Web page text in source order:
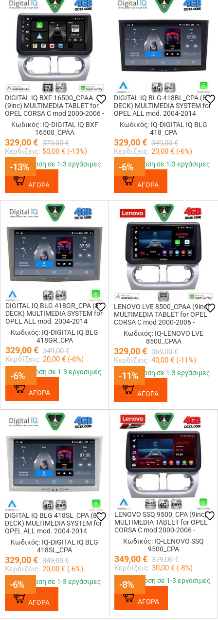
-13%
DIGITAL IQ BXF 16500_CPAA
(9inc) MULTIMEDIA TABLET for
OPEL CORSA C mod 2000-2006 -
TIGRA mod. 2004-2009
Κωδικός: IQ-DIGITAL IQ BXF
16500_CPAA
329,00€ 379,00 €
Κερδίζεις: 50,00 € (-13%)
-13%
Παράδοση σε 1-3 εργάσιμες
ΑΓΟΡΑ
-6%
DIGITAL IQ BLG 418BL_CPA (8"
DECK) MULTIMEDIA SYSTEM for
OPEL ALL mod. 2004-2014
(BLACK)
Κωδικός: IQ-DIGITAL IQ BLG
418_CPA
329,00€ 349,00 €
Κερδίζεις: 20,00 € (-6%)
-6%
Παράδοση σε 1-3 εργάσιμες
ΑΓΟΡΑ
-6%
DIGITAL IQ BLG 418GR_CPA (8"
DECK) MULTIMEDIA SYSTEM for
OPEL ALL mod. 2004-2014
(GREY)
Κωδικός: IQ-DIGITAL IQ BLG
418GR_CPA
329,00€ 349,00 €
Κερδίζεις: 20,00 € (-6%)
-6%
Παράδοση σε 1-3 εργάσιμες
ΑΓΟΡΑ
-11%
LENOVO LVE 8500_CPAA (9inc)
MULTIMEDIA TABLET for OPEL
CORSA C mod 2000-2006 -
TIGRA mod. 2004-2009
Κωδικός: IQ-LENOVO LVE
8500_CPAA
329,00€ 369,00 €
Κερδίζεις: 40,00 € (-11%)
-11%
Παράδοση σε 1-3 εργάσιμες
ΑΓΟΡΑ
-6%
DIGITAL IQ BLG 418SL_CPA (8"
DECK) MULTIMEDIA SYSTEM for
OPEL ALL mod. 2004-2014
(SILVER)
Κωδικός: IQ-DIGITAL IQ BLG
418SL_CPA
329,00€ 349,00 €
Κερδίζεις: 20,00 € (-6%)
-6%
Παράδοση σε 1-3 εργάσιμες
ΑΓΟΡΑ
-8%
LENOVO SSQ 9500_CPA (9inc)
MULTIMEDIA TABLET for OPEL
CORSA C mod 2000-2006 -
TIGRA mod. 2004-2009
Κωδικός: IQ-LENOVO SSQ
9500_CPA
349,00€ 379,00 €
Κερδίζεις: 30,00 € (-8%)
-8%
Παράδοση σε 1-3 εργάσιμες
ΑΓΟΡΑ